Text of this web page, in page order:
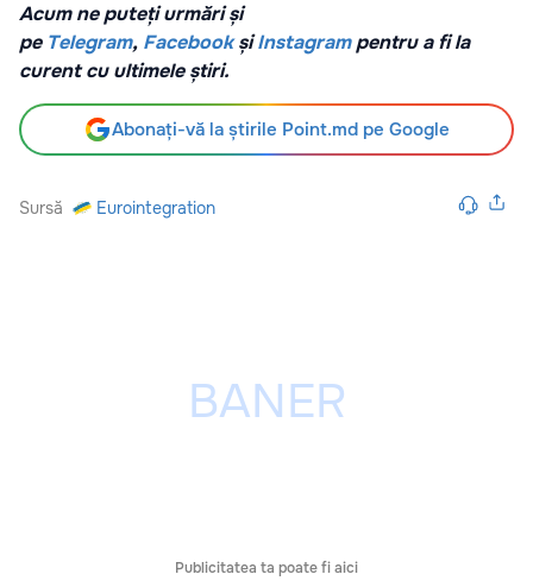
Acum ne puteți urmări și
pe Telegram, Facebook șiInstagrampentru a fi la
curent cu ultimele știri.
Abonați-vă la știrile Point.md pe Google
Sursă Eurointegration
Publicitatea ta poate fi aici